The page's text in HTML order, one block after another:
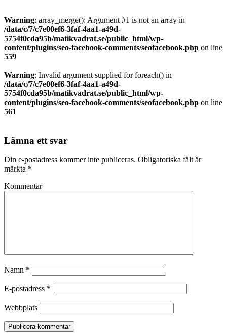
Warning: array_merge(): Argument #1 is not an array in
/data/c/7/c7e00ef6-3faf-4aa1-a49d-
5754f0cda95b/matikvadrat.se/public_html/wp-
content/plugins/seo-facebook-comments/seofacebook.php on line
559
Warning: Invalid argument supplied for foreach() in
/data/c/7/c7e00ef6-3faf-4aa1-a49d-
5754f0cda95b/matikvadrat.se/public_html/wp-
content/plugins/seo-facebook-comments/seofacebook.php on line
561
Lämna ett svar
Din e-postadress kommer inte publiceras. Obligatoriska fält är
märkta *
Kommentar
Namn *
E-postadress *
Webbplats